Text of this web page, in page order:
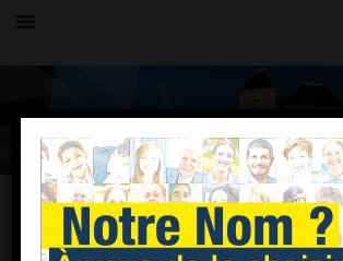
Toutes les actualités
LE VILLAGE